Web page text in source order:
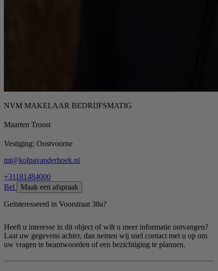
NVM MAKELAAR BEDRIJFSMATIG
Maarten Troost
Vestiging: Oostvoorne
mt@kolpavanderhoek.nl
+31181484000
Bel
Maak een afspraak
Geïnteresseerd in Voorstraat 38a?
Heeft u interesse in dit object of wilt u meer informatie ontvangen?
Laat uw gegevens achter, dan nemen wij snel contact met u op om
uw vragen te beantwoorden of een bezichtiging te plannen.